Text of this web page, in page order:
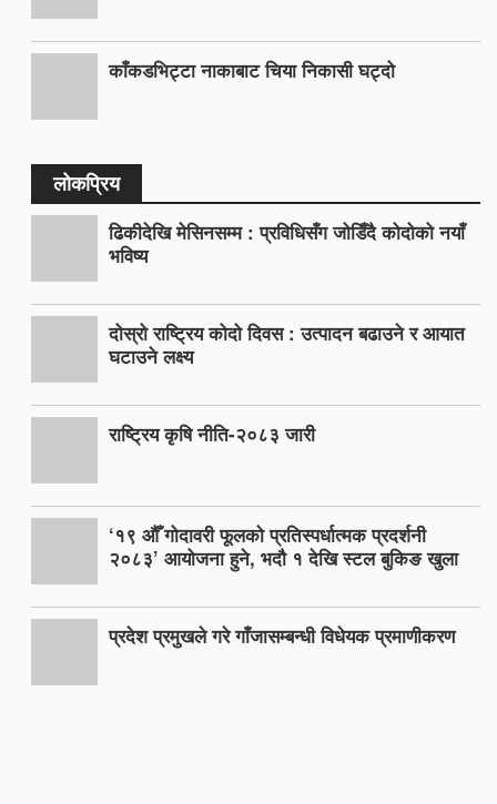
काँकडभिट्टा नाकाबाट चिया निकासी घट्दो
लोकप्रिय
ढिकीदेखि मेसिनसम्म : प्रविधिसँग जोडिँदै कोदोको नयाँ
भविष्य
दोस्रो राष्ट्रिय कोदो दिवस : उत्पादन बढाउने र आयात
घटाउने लक्ष्य
राष्ट्रिय कृषि नीति-२०८३ जारी
‘१९ औँ गोदावरी फूलको प्रतिस्पर्धात्मक प्रदर्शनी
२०८३’ आयोजना हुने, भदौ १ देखि स्टल बुकिङ खुला
प्रदेश प्रमुखले गरे गाँजासम्बन्धी विधेयक प्रमाणीकरण